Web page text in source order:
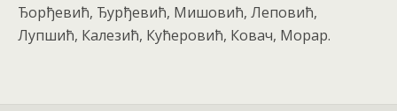
Ђорђевић, Ђурђевић, Мишовић, Леповић,
Лупшић, Калезић, Кућеровић, Ковач, Морар.